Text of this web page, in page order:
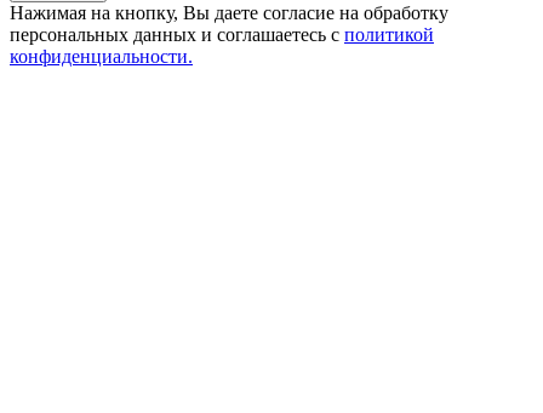
Нажимая на кнопку, Вы даете согласие на обработку
персональных данных и соглашаетесь с политикой
конфиденциальности.